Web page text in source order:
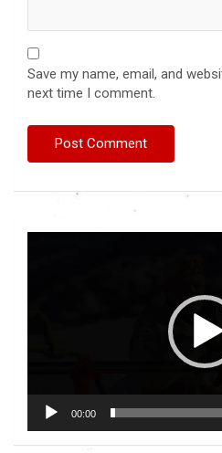
Save my name, email, and
next time I comment.
00:00